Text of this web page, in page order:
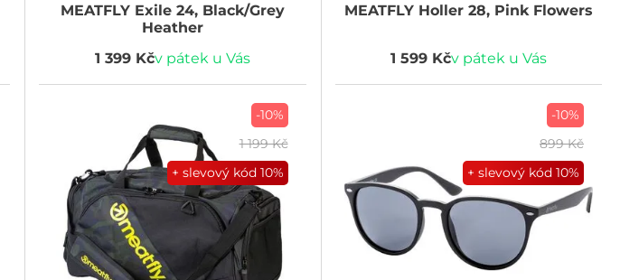
MEATFLYExile 24, Black/Grey
Heather
1 399 Kčv pátek u Vás
MEATFLYHoller 28, Pink Flowers
1 599 Kčv pátek u Vás
-10%
1 199 Kč
+ slevový kód10%
-10%
899 Kč
+ slevový kód10%